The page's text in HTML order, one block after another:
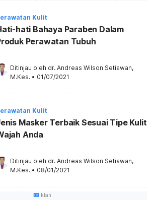
Kulit
hati Bahaya Paraben Dalam
Perawatan Tubuh
Ditinjau oleh dr. Andreas Wilson Setiawan,
M.Kes. • 01/07/2021
Kulit
Masker Terbaik Sesuai Tipe Kulit
Anda
Ditinjau oleh dr. Andreas Wilson Setiawan,
M.Kes. • 08/01/2021
Iklan